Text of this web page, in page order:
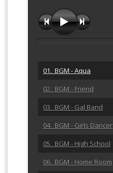
01. BGM - Aqua
02. BGM - Friend
03. BGM - Gal Band
04. BGM - Girls Dancer
05. BGM - High School
06. BGM - Home Room